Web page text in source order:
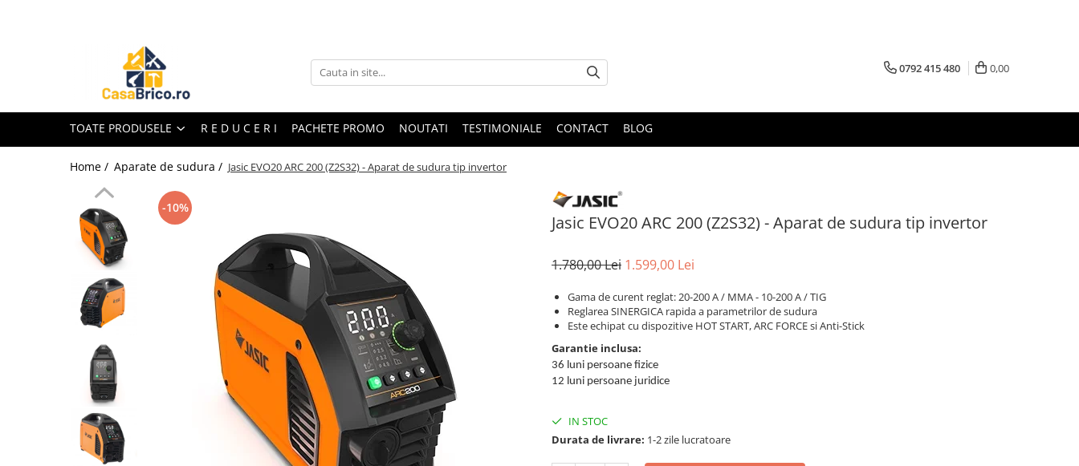
Aparate de sudura
(cu electrod)
Aparate de sudura MMA
transformator (cu electrod)
Aparate de sudura MIG-MAG (cu
Aparate de sudura TIG/WIG (cu
bagheta si argon)
Aparate de sudura in Puncte
Aparate de taiere cu Plasma
Aparate de tras tabla-tinichigerie
Aparate de sudura cu laser
Accesorii sudura
Sarma sudura MIG/MAG
Electrozi sudura MMA
0792 415 480 0,00
TOATE PRODUSELE R E D U C E R I PACHETE PROMO NOUTATI TESTIMONIALE CONTACT BLOG
Home / Aparate de sudura / Jasic EVO20 ARC 200 (Z2S32) - Aparat de sudura tip invertor
Jasic EVO20 ARC 200 (Z2S32) - Aparat de sudura tip invertor
-10%
1.780,00 Lei 1.599,00 Lei
Gama de curent reglat: 20-200 A / MMA - 10-200 A / TIG
Reglarea SINERGICA rapida a parametrilor de sudura
Este echipat cu dispozitive HOT START, ARC FORCE si Anti-Stick
Garantie inclusa:
36 luni persoane fizice
12 luni persoane juridice
IN STOC
Durata de livrare: 1-2 zile lucratoare